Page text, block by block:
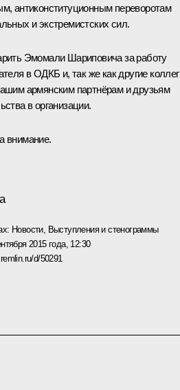
антиконституционным переворотам
и экстремистских сил.
Эмомали Шариповича за работу
в ОДКБ и, так же как другие
армянским партнёрам и друзьям
в организации.
внимание.
Новости, Выступления и стенограммы
2015 года, 12:30
d/50291